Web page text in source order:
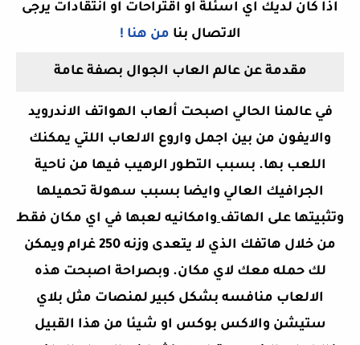
اذا كان لديك اي اسئلة او اقتراحات او انتقادات يرجى
الاتصال بنا من هنا !
مقدمة عن عالم العاب الجوال بصفة عامة
في عالمنا الحالي اصبحت ألعاب الهواتف الاندرويد
والايفون من بين اجمل واروع الالعاب اللتي يمكنك
اللعب بها. بسبب التطور الرهيب فيها من ناحية
الجرافيك العالي وايضا بسبب سهولة تحميلها
وتثبيتها على الهاتف وامكانيه لعبها في اي مكان فقط
من خلال هاتفك الذي لا يتعدى وزنه 250 غرام ويمكن
لك حمله معك لاي مكان. وبصراحة اصبحت هذه
الالعاب منافسه بشكل كبير لمنصات مثل بلاي
ستيشن والاكس بوكس او شيئا من هذا القبيل